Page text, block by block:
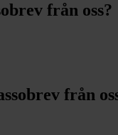
från oss?
från